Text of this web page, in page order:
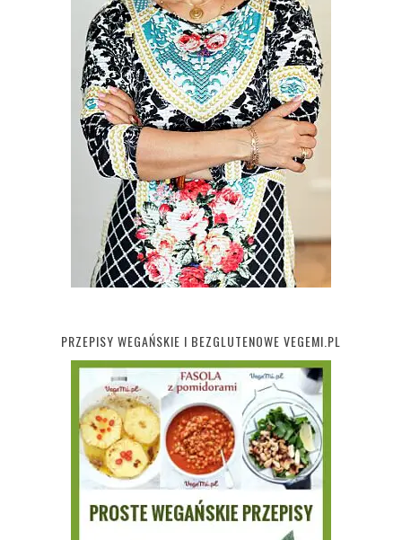
PRZEPISY WEGAŃSKIE I BEZGLUTENOWE VEGEMI.PL